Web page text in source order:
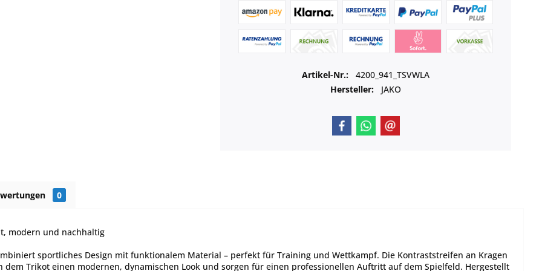
Artikel-Nr.:
4200_941_TSVWLA
Hersteller:
JAKO
0
modern und nachhaltig
sportliches Design mit funktionalem Material – perfekt für Training und Wettkampf. Die Kontraststreifen an Kragen
dem Trikot einen modernen, dynamischen Look und sorgen für einen professionellen Auftritt auf dem Spielfeld. Hergestellt